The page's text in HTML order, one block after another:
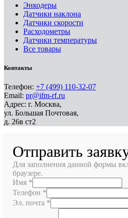
Энкодеры
Датчики наклона
Датчики скорости
Расходометры
Датчики температуры
Все товары
Контакты
Телефон: +7 (499) 110-32-07
Email: pr@ifm-rf.ru
Адрес: г. Москва,
ул. Большая Почтовая,
д. 26в ст2
Отправить
Для заполнения данной формы
браузере.
Имя *
Телефон *
Эл. почта *